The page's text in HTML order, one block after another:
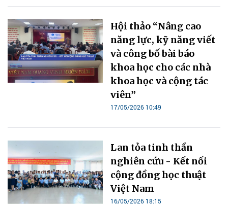
Hội thảo “Nâng cao
năng lực, kỹ năng viết
và công bố bài báo
khoa học cho các nhà
khoa học và cộng tác
viên”
17/05/2026 10:49
Lan tỏa tinh thần
nghiên cứu - Kết nối
cộng đồng học thuật
Việt Nam
16/05/2026 18:15